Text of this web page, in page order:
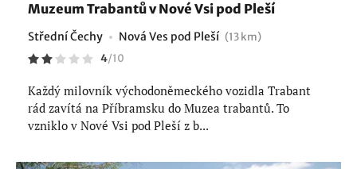
Muzeum Trabantů v Nové Vsi pod Pleší
Střední Čechy Nová Ves pod Pleší (13 km)
4/10
Každý milovník východoněmeckého vozidla Trabant
rád zavítá na Příbramsku do Muzea trabantů. To
vzniklo v Nové Vsi pod Pleší z b...